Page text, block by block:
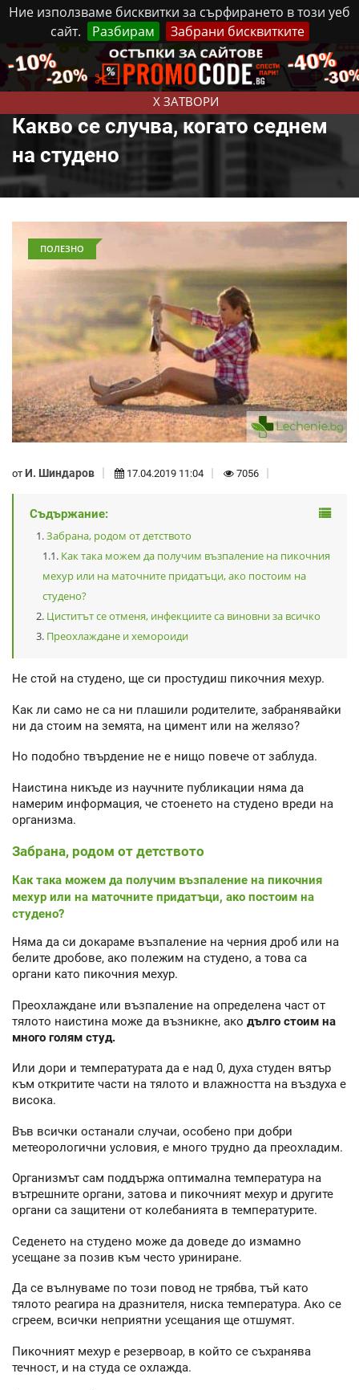
Ние използваме бисквитки за сърфирането в този уеб
сайт.
Разбирам Забрани бисквитките
X ЗАТВОРИ
Събота, 8 Август, 2026 Реклама Контакти
Какво се случва, когато седнем
на студено
ПОЛЕЗНО
от И. Шиндаров 17.04.2019 11:04 7056
Съдържание:
Забрана, родом от детството
Как така можем да получим възпаление на пикочния
мехур или на маточните придатъци, ако постоим на
студено?
Циститът се отменя, инфекциите са виновни за всичко
Преохлаждане и хемороиди
Не стой на студено, ще си простудиш пикочния мехур.
Как ли само не са ни плашили родителите, забранявайки
ни да стоим на земята, на цимент или на желязо?
Но подобно твърдение не е нищо повече от заблуда.
Наистина никъде из научните публикации няма да
намерим информация, че стоенето на студено вреди на
организма.
Забрана, родом от детството
Как така можем да получим възпаление на пикочния
мехур или на маточните придатъци, ако постоим на
студено?
Няма да си докараме възпаление на черния дроб или на
белите дробове, ако полежим на студено, а това са
органи като пикочния мехур.
Преохлаждане или възпаление на определена част от
тялото наистина може да възникне, ако дълго стоим на
много голям студ.
Или дори и температурата да е над 0, духа студен вятър
към откритите части на тялото и влажността на въздуха е
висока.
Във всички останали случаи, особено при добри
метеорологични условия, е много трудно да преохладим.
Организмът сам поддържа оптимална температура на
вътрешните органи, затова и пикочният мехур и другите
органи са защитени от колебанията в температурите.
Седенето на студено може да доведе до измамно
усещане за позив към често уриниране.
Да се вълнуваме по този повод не трябва, тъй като
тялото реагира на дразнителя, ниска температура. Ако се
сгреем, всички неприятни усещания ще отшумят.
Пикочният мехур е резервоар, в който се съхранява
течност, и на студа се охлажда.